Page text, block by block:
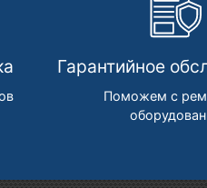
Гарантийное
Поможем с